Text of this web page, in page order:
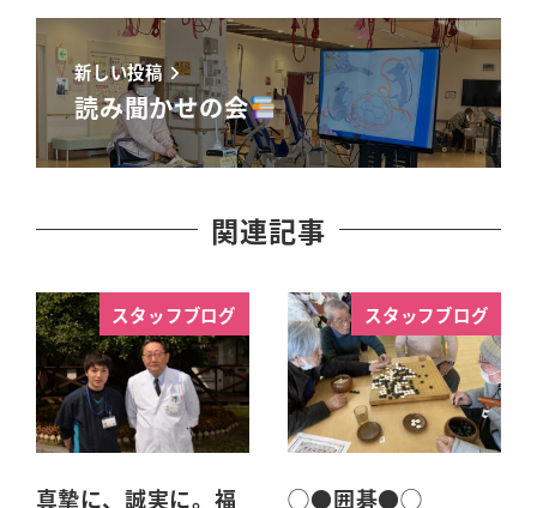
新しい投稿
読み聞かせの会
関連記事
スタッフブログ
真摯に、誠実に。福
スタッフブログ
◯●囲碁●◯